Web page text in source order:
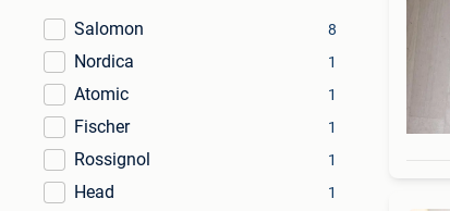
Salomon
8
Nordica 1
Atomic 1
Fischer 1
Rossignol 1
Head 1